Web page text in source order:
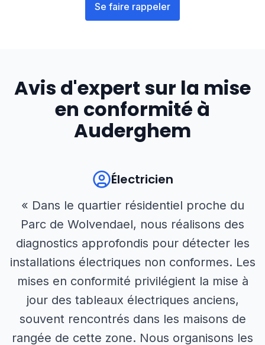
Se faire rappeler
Avis d'expert sur la mise
en conformité à
Auderghem
Électricien
« Dans le quartier résidentiel proche du
Parc de Wolvendael, nous réalisons des
diagnostics approfondis pour détecter les
installations électriques non conformes. Les
mises en conformité privilégient la mise à
jour des tableaux électriques anciens,
souvent rencontrés dans les maisons de
rangée de cette zone. Nous organisons les